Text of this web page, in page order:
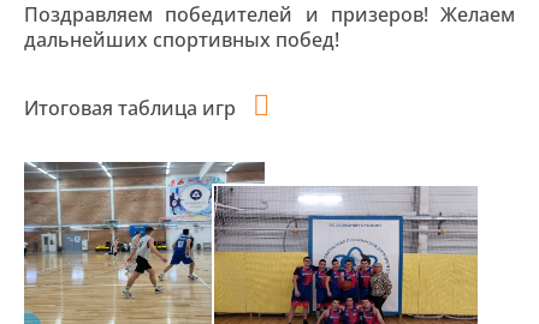
Поздравляем победителей и призеров! Желаем
дальнейших спортивных побед!
Итоговая таблица игр